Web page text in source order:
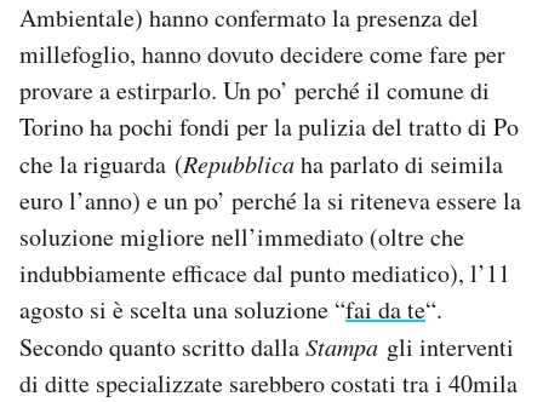
Ambientale) hanno confermato la presenza del
millefoglio, hanno dovuto decidere come fare per
provare a estirparlo. Un po’ perché il comune di
Torino ha pochi fondi per la pulizia del tratto di Po
che la riguarda (Repubblicaha parlato di seimila
euro l’anno) e un po’ perché la si riteneva essere la
soluzione migliore nell’immediato (oltre che
indubbiamente efficace dal punto mediatico), l’11
agosto si è scelta una soluzione “fai da te“.
Secondo quanto scritto dallaStampa gli interventi
di ditte specializzate sarebbero costati tra i 40mila